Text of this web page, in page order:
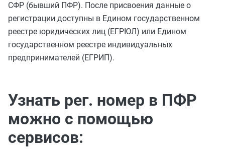
СФР (бывший ПФР). После присвоения данные о
регистрации доступны в Едином государственном
реестре юридических лиц (ЕГРЮЛ) или Едином
государственном реестре индивидуальных
предпринимателей (ЕГРИП).
Узнать рег. номер в ПФР
можно с помощью
сервисов: